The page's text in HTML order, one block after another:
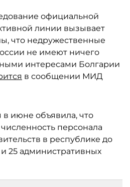
официальной
линии вызывает
что недружественные
не имеют ничего
интересами Болгарии
в сообщении МИД
июне объявила, что
персонала
в республике до
25 административных